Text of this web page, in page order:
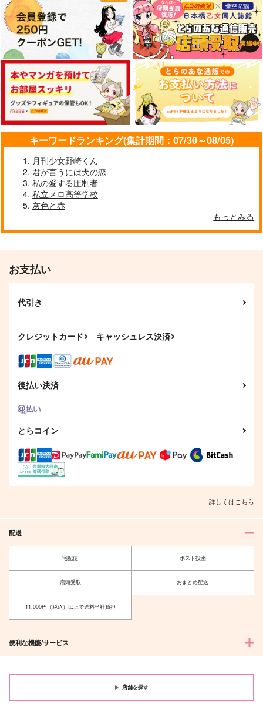
キーワードランキング(集計期間：07/30～08/05)
月刊少女野崎くん
君が言うには犬の恋
私の愛する圧制者
私立メロ高等学校
灰色と赤
もっとみる
お支払い
代引き
クレジットカード キャッシュレス決済
後払い決済
とらコイン
詳しくはこちら
配送
宅配便 ポスト投函
店頭受取 おまとめ配送
11,000円（税込）以上で送料当社負担
便利な機能/サービス
店舗を探す